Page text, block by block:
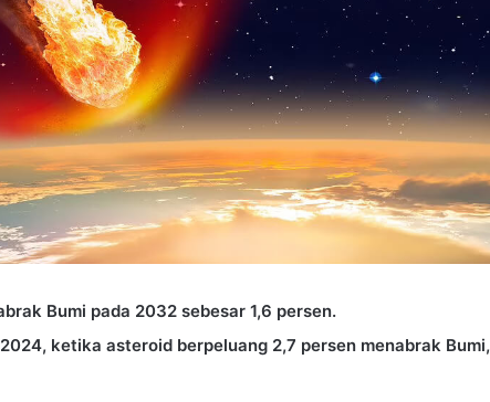
Bumi pada 2032 sebesar 1,6 persen.
ketika asteroid berpeluang 2,7 persen menabrak Bumi,